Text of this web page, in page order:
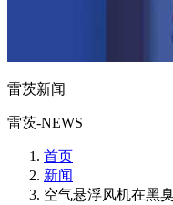
雷茨新闻
雷茨-NEWS
首页
新闻
空气悬浮风机在黑